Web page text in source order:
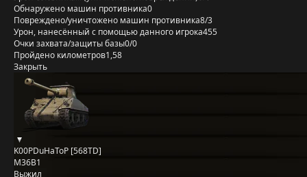
Обнаружено машин противника0
Повреждено/уничтожено машин противника8/3
Урон, нанесённый с помощью данного игрока455
Очки захвата/защиты базы0/0
Пройдено километров1,58
Закрыть
K00PDuHaToP [568TD]
M36B1
Выжил